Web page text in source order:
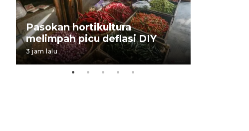
Pasokan hortikultura
melimpah picu deflasi DIY
3 jam lalu